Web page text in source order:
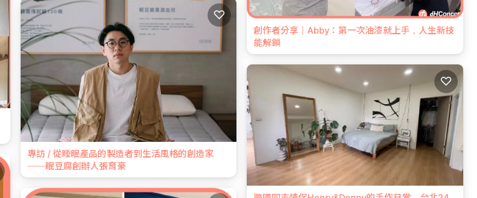
創作者分享｜Abby：第一次油漆就上手，人生新技
能解鎖
專訪 / 從睡眠產品的製造者到生活風格的創造家
──眠豆腐創辦人張育豪
♡
♡